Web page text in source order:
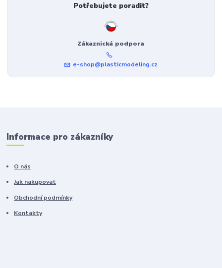
Potřebujete poradit?
Zákaznická podpora
e-shop@plasticmodeling.cz
Informace pro zákazníky
O nás
Jak nakupovat
Obchodní podmínky
Kontakty